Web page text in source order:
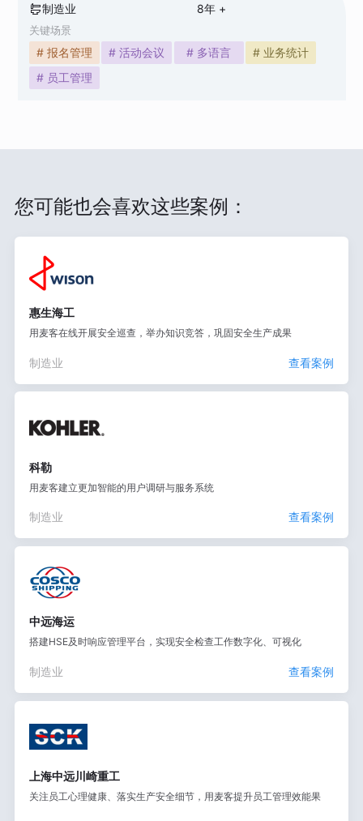
制造业 8年 +
关键场景
# 报名管理 # 活动会议 # 多语言
# 业务统计
# 员工管理
您可能也会喜欢这些案例：
惠生海工
用麦客在线开展安全巡查，举办知识竞答，巩固安全生产成果
制造业 查看案例
科勒
用麦客建立更加智能的用户调研与服务系统
制造业 查看案例
中远海运
搭建HSE及时响应管理平台，实现安全检查工作数字化、可视化
制造业 查看案例
上海中远川崎重工
关注员工心理健康、落实生产安全细节，用麦客提升员工管理效能果